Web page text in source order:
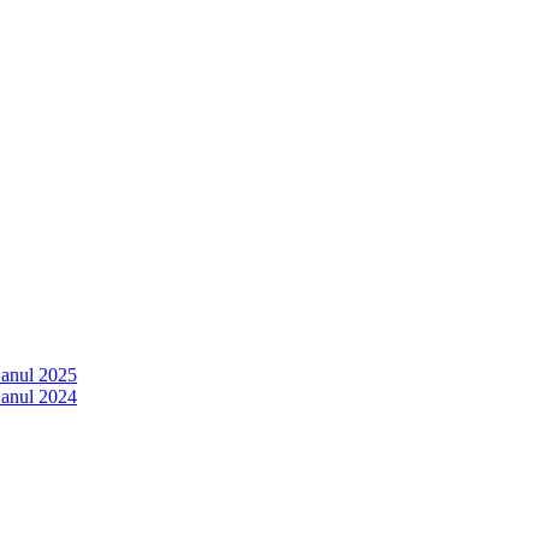
2025
2024